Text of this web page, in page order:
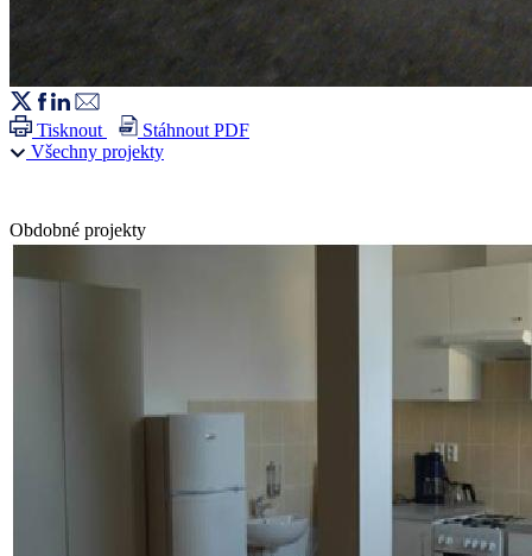
Tisknout
Stáhnout PDF
Všechny projekty
Obdobné projekty